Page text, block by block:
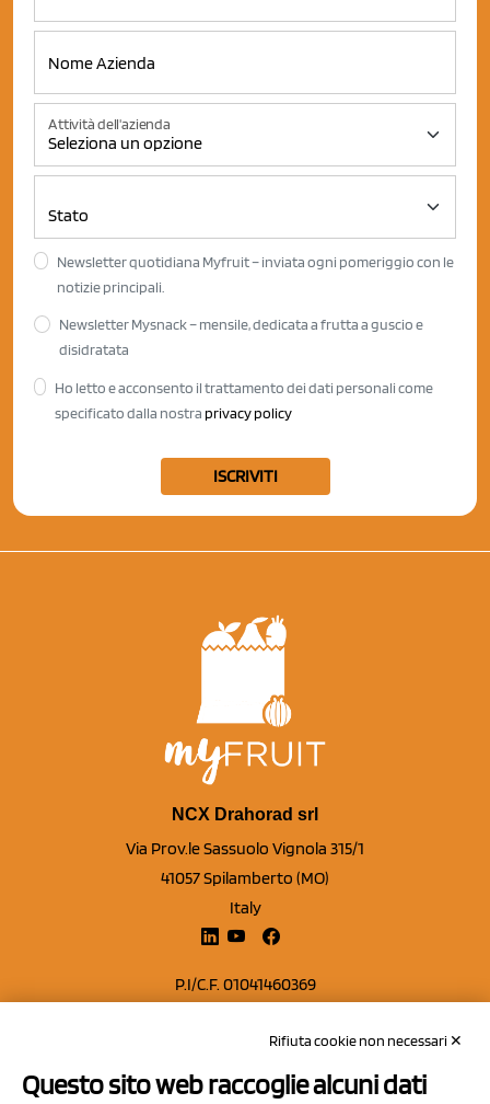
Attività dell'azienda
Newsletter quotidiana Myfruit – inviata ogni pomeriggio con le
notizie principali.
Newsletter Mysnack – mensile, dedicata a frutta a guscio e
disidratata
Ho letto e acconsento il trattamento dei dati personali come
specificato dalla nostra privacy policy
ISCRIVITI
NCX Drahorad srl
Via Prov.le Sassuolo Vignola 315/1
41057 Spilamberto (MO)
Italy
P.I/C.F. 01041460369
Capitale sociale Euro 50.000,00 i.v.Rifiuta cookie non necessari ✕
Questo sito web raccoglie alcuni dati